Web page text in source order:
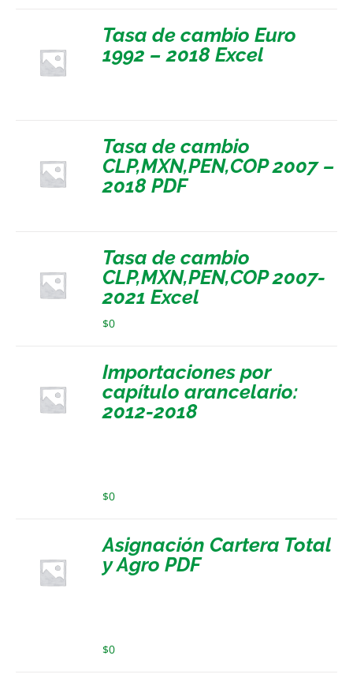
Tasa de cambio Euro
1992 – 2018 Excel
Tasa de cambio
CLP,MXN,PEN,COP 2007 –
2018 PDF
Tasa de cambio
CLP,MXN,PEN,COP 2007-
2021 Excel
$0
Importaciones por
capítulo arancelario:
2012-2018
$0
Asignación Cartera Total
y Agro PDF
$0